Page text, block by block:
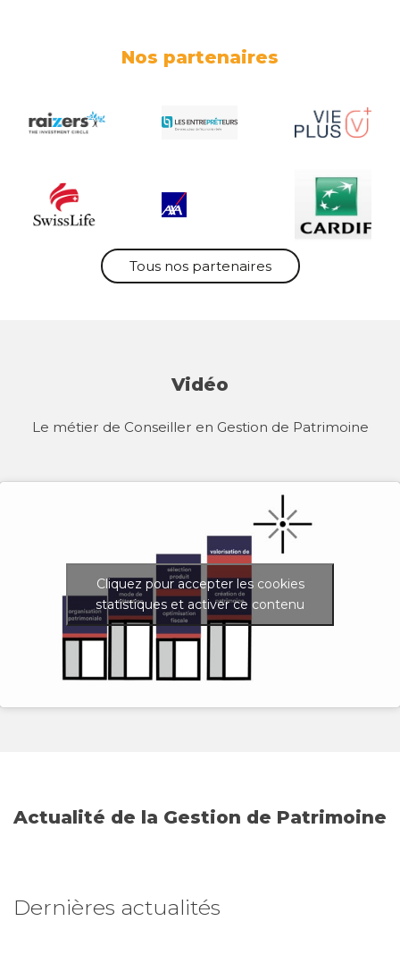
Nos partenaires
Tous nos partenaires
Vidéo
Le métier de Conseiller en Gestion de Patrimoine
Cliquez pour accepter les cookies
statistiques et activer ce contenu
Actualité de la Gestion de Patrimoine
Dernières actualités